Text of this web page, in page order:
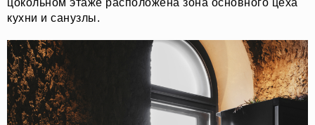
цокольном этаже расположена зона основного цеха
кухни и санузлы.